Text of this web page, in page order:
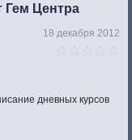
Гем Центра
18 декабря 2012
дневных курсов